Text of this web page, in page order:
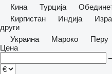
Кина
Турција
Киргистан
Индија
други
Украина
Мароко Перу
Цена
–